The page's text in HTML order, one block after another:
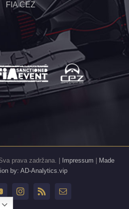
FIA CEZ
prava zadržana. | Impressum
Made
by: AD-Analytics.vip
Instagram
Rss Email